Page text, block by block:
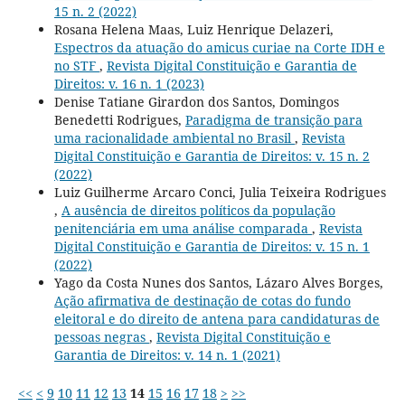
15 n. 2 (2022)
Rosana Helena Maas, Luiz Henrique Delazeri,
Espectros da atuação do amicus curiae na Corte IDH e
no STF , Revista Digital Constituição e Garantia de
Direitos: v. 16 n. 1 (2023)
Denise Tatiane Girardon dos Santos, Domingos
Benedetti Rodrigues, Paradigma de transição para
uma racionalidade ambiental no Brasil , Revista
Digital Constituição e Garantia de Direitos: v. 15 n. 2
(2022)
Luiz Guilherme Arcaro Conci, Julia Teixeira Rodrigues
, A ausência de direitos políticos da população
penitenciária em uma análise comparada , Revista
Digital Constituição e Garantia de Direitos: v. 15 n. 1
(2022)
Yago da Costa Nunes dos Santos, Lázaro Alves Borges,
Ação afirmativa de destinação de cotas do fundo
eleitoral e do direito de antena para candidaturas de
pessoas negras , Revista Digital Constituição e
Garantia de Direitos: v. 14 n. 1 (2021)
<< < 9 10 11 12 13 14 15 16 17 18 > >>